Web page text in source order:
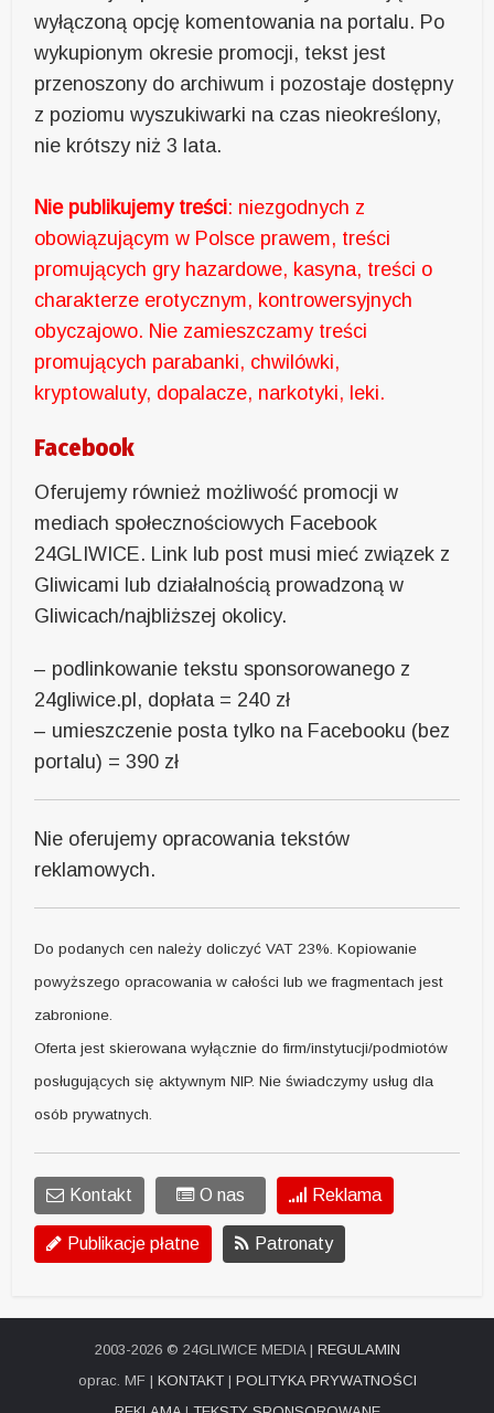
wyłączoną opcję komentowania na portalu. Po
wykupionym okresie promocji, tekst jest
przenoszony do archiwum i pozostaje dostępny
z poziomu wyszukiwarki na czas nieokreślony,
nie krótszy niż 3 lata.
Nie publikujemy treści: niezgodnych z
obowiązującym w Polsce prawem, treści
promujących gry hazardowe, kasyna, treści o
charakterze erotycznym, kontrowersyjnych
obyczajowo. Nie zamieszczamy treści
promujących parabanki, chwilówki,
kryptowaluty, dopalacze, narkotyki, leki.
Facebook
Oferujemy również możliwość promocji w
mediach społecznościowych Facebook
24GLIWICE. Link lub post musi mieć związek z
Gliwicami lub działalnością prowadzoną w
Gliwicach/najbliższej okolicy.
– podlinkowanie tekstu sponsorowanego z
24gliwice.pl, dopłata = 240 zł
– umieszczenie posta tylko na Facebooku (bez
portalu) = 390 zł
Nie oferujemy opracowania tekstów
reklamowych.
Do podanych cen należy doliczyć VAT 23%. Kopiowanie
powyższego opracowania w całości lub we fragmentach jest
zabronione.
Oferta jest skierowana wyłącznie do firm/instytucji/podmiotów
posługujących się aktywnym NIP. Nie świadczymy usług dla
osób prywatnych.
Kontakt O nas Reklama
Publikacje płatne Patronaty
2003-2026 © 24GLIWICE MEDIA | REGULAMIN
oprac. MF | KONTAKT| POLITYKA PRYWATNOŚCI